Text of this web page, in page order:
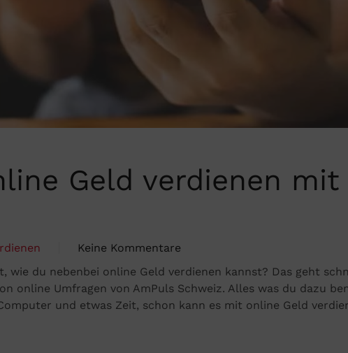
Geld verdienen mit
Keine Kommentare
zu
Nebenbei
online
Geld
wie du nebenbei online Geld verdienen kannst? Das geht
online Umfragen von AmPuls Schweiz. Alles was du dazu
und etwas Zeit, schon kann es mit online Geld